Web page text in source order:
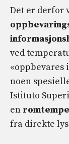
Det er derfor
ved
«oppbevares
noen
Istituto
en
fra direkte